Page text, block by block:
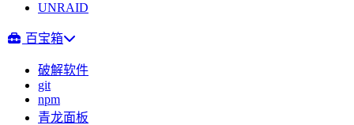
UNRAID
百宝箱
破解软件
git
npm
青龙面板